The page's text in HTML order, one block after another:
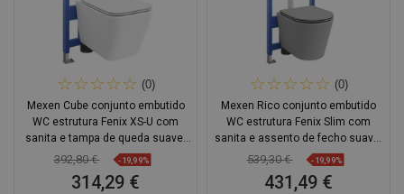
(0)
Mexen Cube conjunto embutido
WC estrutura Fenix XS-U com
sanita e tampa de queda suave,
branco brilhante - 68530924000
392,80 € -19,99%
314,29 €
(0)
Mexen Rico conjunto embutido
WC estrutura Fenix Slim com
sanita e assento de fecho suave,
cinza claro mate - 61030724061
539,30 € -19,99%
431,49 €